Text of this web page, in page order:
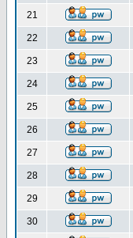
21
22
23
24
25
26
27
28
29
30